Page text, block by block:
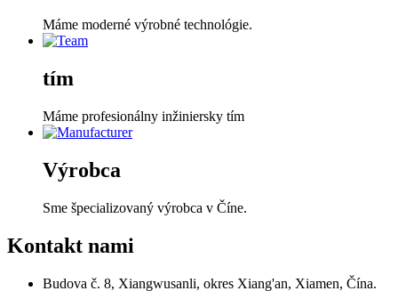
Máme moderné výrobné technológie.
tím
Máme profesionálny inžiniersky tím
Výrobca
Sme špecializovaný výrobca v Číne.
Kontakt nami
Budova č. 8, Xiangwusanli, okres Xiang'an, Xiamen, Čína.